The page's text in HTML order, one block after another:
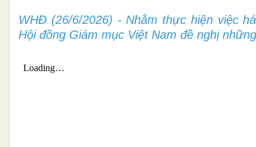
WHĐ (26/6/2026) - Nhằm thực hiện việc
Hội đồng Giám mục Việt Nam đề nghị